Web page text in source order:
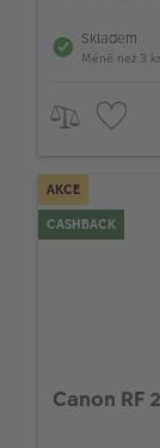
Skladem
Méně než 3 ks
AKCE
CASHBACK
Canon RF